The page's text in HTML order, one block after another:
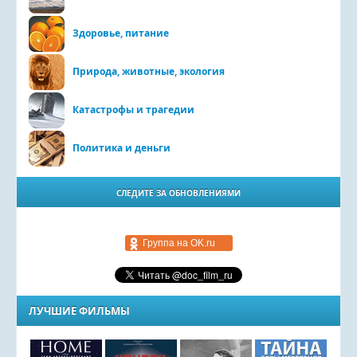
Здоровье, питание
Природа, животные, экология
Катастрофы и трагедии
Политика и деньги
СЛЕДИТЕ ЗА ОБНОВЛЕНИЯМИ
Группа на OK.ru
ЛУЧШИЕ ФИЛЬМЫ